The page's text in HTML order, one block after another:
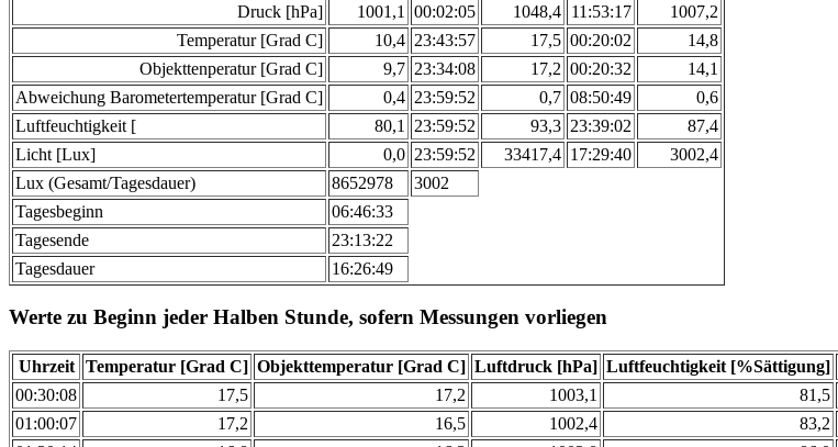
Druck [hPa]
1001,1 00:02:05 1048,4 11:53:17
1007,2
Temperatur [Grad C]
10,4 23:43:57 17,5 00:20:02
14,8
Objekttenperatur [Grad C]
9,7 23:34:08 17,2 00:20:32
14,1
Abweichung Barometertemperatur [Grad C]
0,4 23:59:52 0,7 08:50:49
0,6
Luftfeuchtigkeit [
80,1 23:59:52 93,3 23:39:02
87,4
Licht [Lux]
0,0 23:59:52 33417,4 17:29:40
3002,4
Lux (Gesamt/Tagesdauer)
8652978
3002
Tagesbeginn
06:46:33
Tagesende
23:13:22
Tagesdauer
16:26:49
Werte zu Beginn jeder Halben Stunde, sofern Messungen vorliegen
Uhrzeit Temperatur [Grad C] Objekttemperatur [Grad C] Luftdruck [hPa] Luftfeuchtigkeit [%Sättigung]
00:30:08
17,5 17,2 1003,1 81,5
01:00:07
17,2 16,5 1002,4 83,2